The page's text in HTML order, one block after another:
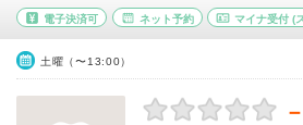
電子決済可 ネット予約 マイナ受付 (
土曜（〜13:00）
－